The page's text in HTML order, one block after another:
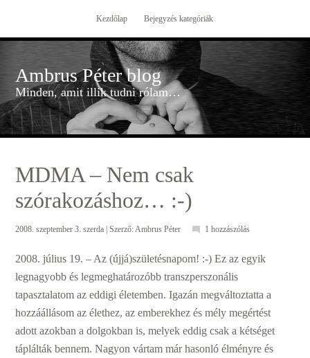
Kezdőlap Bejegyzés kategóriák
Ambrus Péter blog
Minden, amit illik tudni rólam…
MDMA – Nem csak
szórakozáshoz… :-)
2008. szeptember 3. szerda | Szerző:Ambrus Péter 1 hozzászólás
2008. július 19. – Az (újjá)születésnapom! :-) Ez az egyik
legnagyobb és legmeghatározóbb transzperszonális
tapasztalatom az eddigi életemben. Igazán megváltoztatta a
hozzáállásom az élethez, az emberekhez és mély megértést
adott azokban a dolgokban is, melyek eddig csak a kétséget
táplálták bennem. Nagyon vártam már hasonló élményre és